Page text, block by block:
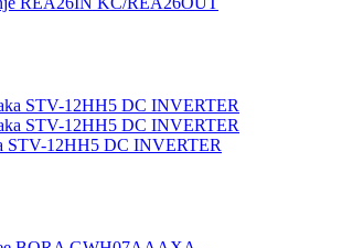
STV-12HH5 DC INVERTER